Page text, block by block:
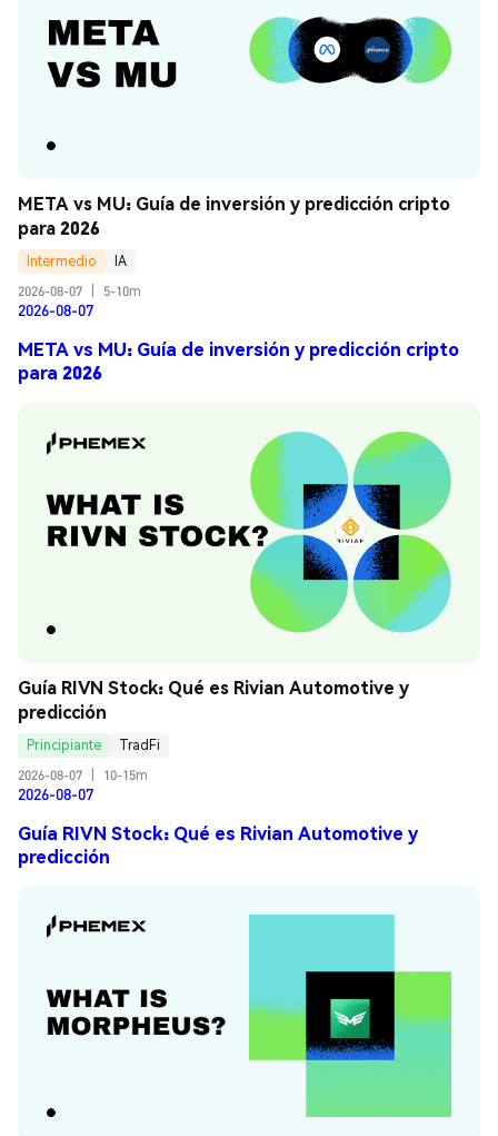
META vs MU: Guía de inversión y predicción cripto
para 2026
Intermedio
IA
2026-08-07
5-10m
2026-08-07
META vs MU: Guía de inversión y predicción cripto
para 2026
Guía RIVN Stock: Qué es Rivian Automotive y
predicción
Principiante
TradFi
2026-08-07
10-15m
2026-08-07
Guía RIVN Stock: Qué es Rivian Automotive y
predicción